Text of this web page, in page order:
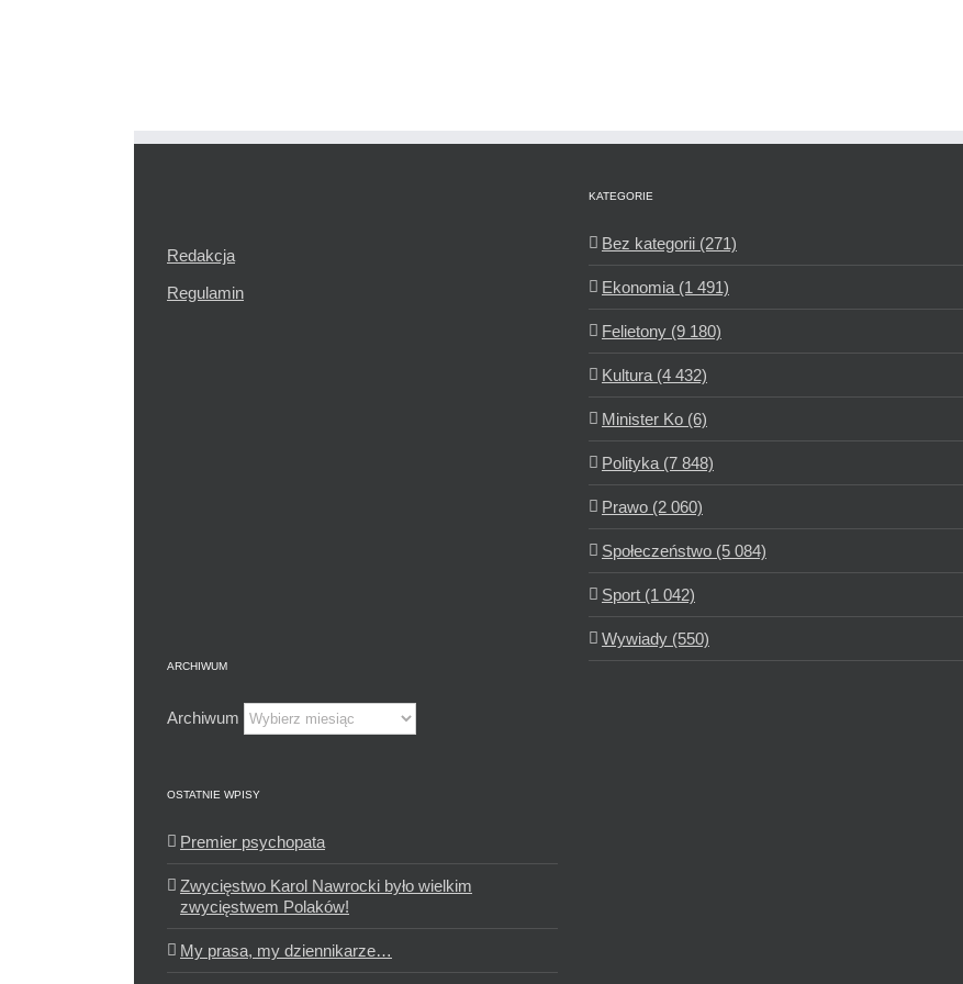
Redakcja
Regulamin
KATEGORIE
Bez kategorii (271)
Ekonomia (1 491)
Felietony (9 180)
Kultura (4 432)
Minister Ko (6)
Polityka (7 848)
Prawo (2 060)
Społeczeństwo (5 084)
Sport (1 042)
Wywiady (550)
ARCHIWUM
Archiwum
OSTATNIE WPISY
Premier psychopata
Zwycięstwo Karol Nawrocki było wielkim
zwycięstwem Polaków!
My prasa, my dziennikarze…